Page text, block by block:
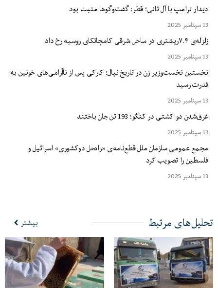
دیدار ترامپ با آل ثانی؛ قطر: گفت‌وگوها مثبت بود
13 سپتامبر 2025
زلزله‌ی ۷.۴ریشتری در ساحل شرقی کامچاتکای روسیه رخ داد
13 سپتامبر 2025
نخستین نخست‌وزیر زن در تاریخ نپال؛ کارکی پس از ناآرامی‌های خونین به
قدرت رسید
13 سپتامبر 2025
غرق‌شدن دو کشتی در کنگو؛ 193 تن جان باختند
13 سپتامبر 2025
مجمع عمومی سازمان ملل قطع‌نامه‌ی «راه‌حل دوکشوری» اسرائیل و
فلسطین را تصویب کرد
13 سپتامبر 2025
تحلیل‌های مرتبط بیشتر